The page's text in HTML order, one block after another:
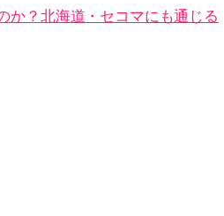
か？北海道・セコマにも通じる